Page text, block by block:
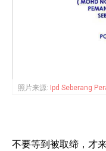
照片来源: Ipd Seberang
不要等到被取缔，才